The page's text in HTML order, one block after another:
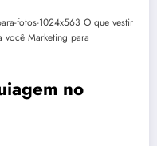
no